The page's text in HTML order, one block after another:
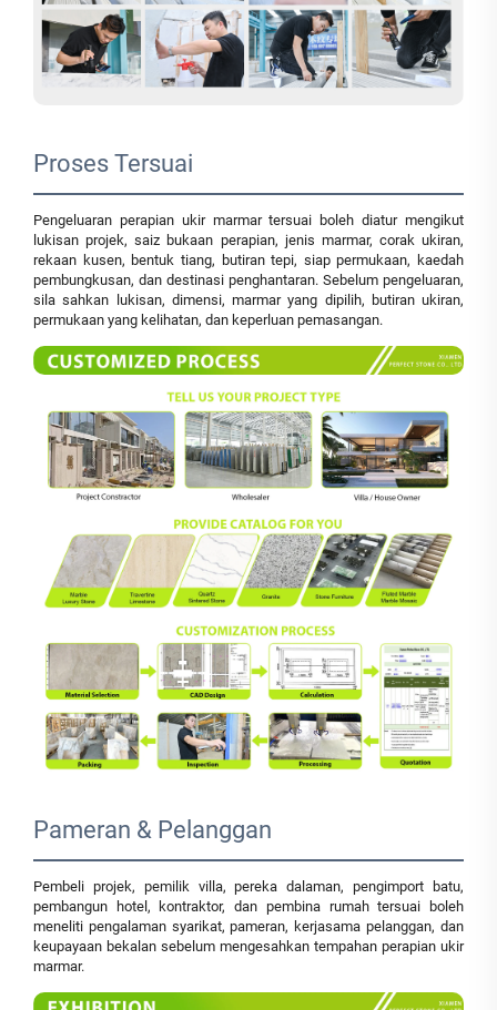
Proses Tersuai
Pengeluaran perapian ukir marmar tersuai boleh diatur mengikut
lukisan projek, saiz bukaan perapian, jenis marmar, corak ukiran,
rekaan kusen, bentuk tiang, butiran tepi, siap permukaan, kaedah
pembungkusan, dan destinasi penghantaran. Sebelum pengeluaran,
sila sahkan lukisan, dimensi, marmar yang dipilih, butiran ukiran,
permukaan yang kelihatan, dan keperluan pemasangan.
Pameran & Pelanggan
Pembeli projek, pemilik villa, pereka dalaman, pengimport batu,
pembangun hotel, kontraktor, dan pembina rumah tersuai boleh
meneliti pengalaman syarikat, pameran, kerjasama pelanggan, dan
keupayaan bekalan sebelum mengesahkan tempahan perapian ukir
marmar.